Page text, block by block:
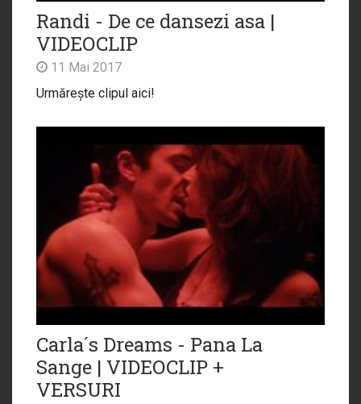
Randi - De ce dansezi asa |
VIDEOCLIP
11 Mai 2017
Urmărește clipul aici!
Carla´s Dreams - Pana La
Sange | VIDEOCLIP +
VERSURI